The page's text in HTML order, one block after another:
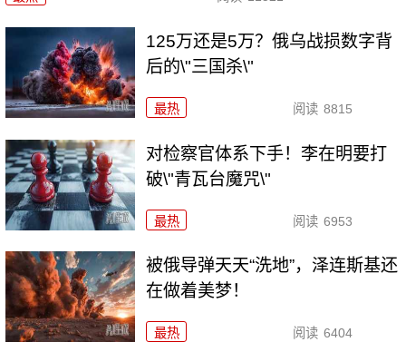
125万还是5万？俄乌战损数字背
后的\"三国杀\"
最热 阅读 8815
对检察官体系下手！李在明要打
破\"青瓦台魔咒\"
最热 阅读 6953
被俄导弹天天“洗地”，泽连斯基还
在做着美梦！
最热 阅读 6404